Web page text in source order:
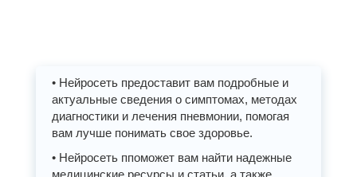
• Нейросеть предоставит вам подробные и
актуальные сведения о симптомах, методах
диагностики и лечения пневмонии, помогая
вам лучше понимать свое здоровье.
• Нейросеть ппоможет вам найти надежные
медицинские ресурсы и статьи, а также